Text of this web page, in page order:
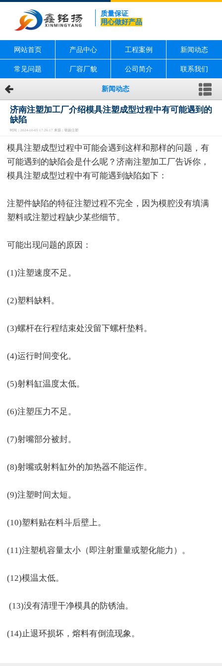
质量保证
用心做好产品
网站首页 产品中心 工程案例 新闻动态
常见问题 厂容厂貌 公司简介 联系我们
新闻动态
济南注塑加工厂介绍模具注塑成型过程中有可能遇到的
缺陷
时间：2024-10-05 17:26:17 来源：铭扬注塑
模具注塑成型过程中可能会遇到这样和那样的问题，有
可能遇到的缺陷会是什么呢？济南注塑加工厂告诉你，
模具注塑成型过程中有可能遇到缺陷如下：
注塑件缺陷的特征注塑过程不完全，因为模腔没有填满
塑料或注塑过程缺少某些细节。
可能出现问题的原因：
(1)注塑速度不足。
(2)塑料缺料。
(3)螺杆在行程结束处没留下螺杆垫料。
(4)运行时间变化。
(5)射料缸温度太低。
(6)注塑压力不足。
(7)射嘴部分被封。
(8)射嘴或射料缸外的加热器不能运作。
(9)注塑时间太短。
(10)塑料贴在料斗后壁上。
(11)注塑机容量太小（即注射重量或塑化能力）。
(12)模温太低。
(13)没有清理干净模具的防锈油。
(14)止退环损坏，熔料有倒流现象。